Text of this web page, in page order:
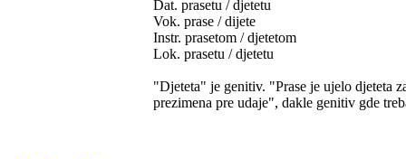
Dat. prasetu / djetetu
Vok. prase / dijete
Instr. prasetom / djetetom
Lok. prasetu / djetetu
"Djeteta" je genitiv. "Prase je ujelo djeteta
prezimena pre udaje", dakle genitiv gde